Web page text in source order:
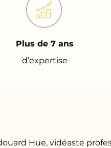
Plus de 7 ans
d’expertise
Hue, vidéaste